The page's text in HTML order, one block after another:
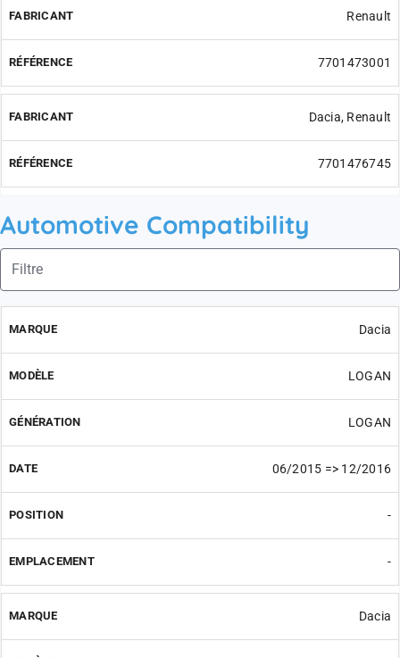
Renault
7701473001
Dacia, Renault
7701476745
Automotive Compatibility
Dacia
LOGAN
LOGAN
06/2015 => 12/2016
-
-
Dacia